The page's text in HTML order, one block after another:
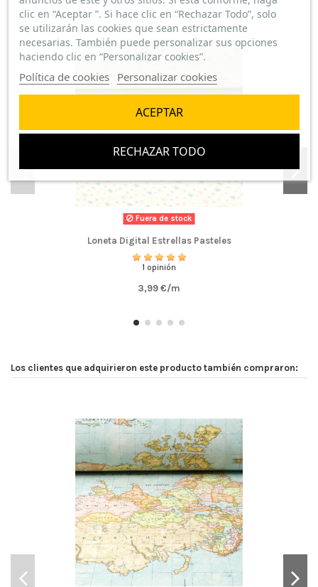
Fuera de stock
Loneta Digital Estrellas Pasteles
1 opinión
3,99 €/m
Los clientes que adquirieron este producto también compraron:
clic en “Aceptar ”. Si hace clic en “Rechazar Todo”, solo
se utilizarán las cookies que sean estrictamente
necesarias. También puede personalizar sus opciones
haciendo clic en “Personalizar cookies”.
Política de cookies Personalizar cookies
RECHAZAR TODO
ACEPTAR